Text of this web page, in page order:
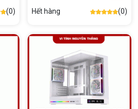
(0) Hết hàng (0)